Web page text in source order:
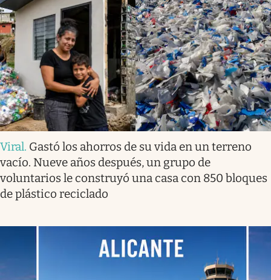
Viral. Gastó los ahorros de su vida en un terreno
vacío. Nueve años después, un grupo de
voluntarios le construyó una casa con 850 bloques
de plástico reciclado